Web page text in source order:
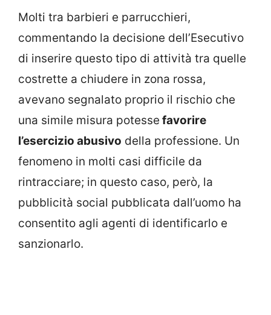
Molti tra barbieri e parrucchieri,
commentando la decisione dell’Esecutivo
di inserire questo tipo di attività tra quelle
costrette a chiudere in zona rossa,
avevano segnalato proprio il rischio che
una simile misura potesse favorire
l’esercizio abusivo della professione. Un
fenomeno in molti casi difficile da
rintracciare; in questo caso, però, la
pubblicità social pubblicata dall’uomo ha
consentito agli agenti di identificarlo e
sanzionarlo.